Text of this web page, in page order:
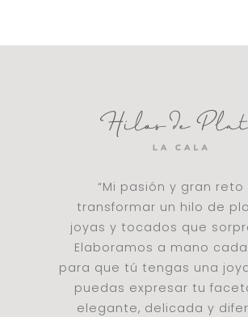
“Mi pasión y gran reto
transformar un hilo de
joyas y tocados que
Elaboramos a mano
para que tú tengas una
puedas expresar tu
elegante, delicada y